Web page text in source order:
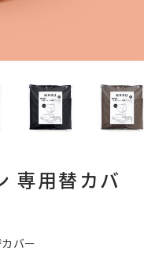
専用替カバ
バー